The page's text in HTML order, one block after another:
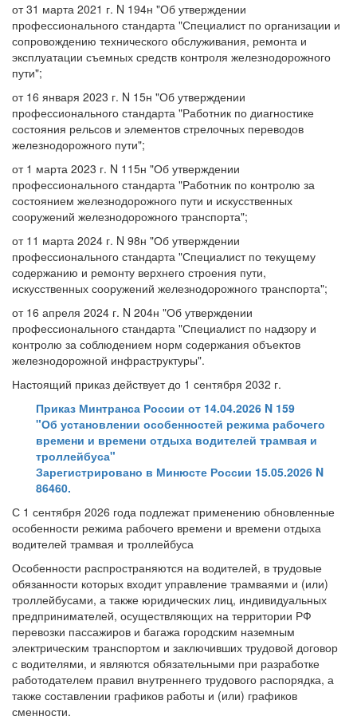
от 31 марта 2021 г. N 194н "Об утверждении
профессионального стандарта "Специалист по организации и
сопровождению технического обслуживания, ремонта и
эксплуатации съемных средств контроля железнодорожного
пути";
от 16 января 2023 г. N 15н "Об утверждении
профессионального стандарта "Работник по диагностике
состояния рельсов и элементов стрелочных переводов
железнодорожного пути";
от 1 марта 2023 г. N 115н "Об утверждении
профессионального стандарта "Работник по контролю за
состоянием железнодорожного пути и искусственных
сооружений железнодорожного транспорта";
от 11 марта 2024 г. N 98н "Об утверждении
профессионального стандарта "Специалист по текущему
содержанию и ремонту верхнего строения пути,
искусственных сооружений железнодорожного транспорта";
от 16 апреля 2024 г. N 204н "Об утверждении
профессионального стандарта "Специалист по надзору и
контролю за соблюдением норм содержания объектов
железнодорожной инфраструктуры".
Настоящий приказ действует до 1 сентября 2032 г.
Приказ Минтранса России от 14.04.2026 N 159
"Об установлении особенностей режима рабочего
времени и времени отдыха водителей трамвая и
троллейбуса"
Зарегистрировано в Минюсте России 15.05.2026 N
86460.
С 1 сентября 2026 года подлежат применению обновленные
особенности режима рабочего времени и времени отдыха
водителей трамвая и троллейбуса
Особенности распространяются на водителей, в трудовые
обязанности которых входит управление трамваями и (или)
троллейбусами, а также юридических лиц, индивидуальных
предпринимателей, осуществляющих на территории РФ
перевозки пассажиров и багажа городским наземным
электрическим транспортом и заключивших трудовой договор
с водителями, и являются обязательными при разработке
работодателем правил внутреннего трудового распорядка, а
также составлении графиков работы и (или) графиков
сменности.